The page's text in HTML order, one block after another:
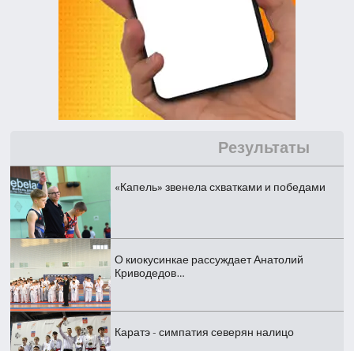
Результаты
«Капель» звенела схватками и победами
О киокусинкае рассуждает Анатолий
Криводедов…
Каратэ - симпатия северян налицо